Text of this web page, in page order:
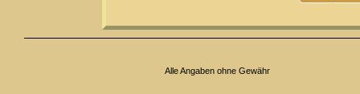
Alle Angaben ohne Gewähr